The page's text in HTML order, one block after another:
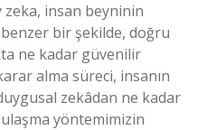
zeka, insan beyninin
benzer bir şekilde, doğru
ne kadar güvenilir
alma süreci, insanın
zekâdan ne kadar
yöntemimizin